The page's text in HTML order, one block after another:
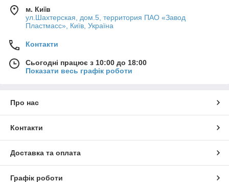
м. Київ
ул.Шахтерская, дом.5, территория ПАО «Завод
Пластмасс», Київ, Україна
Контакти
Сьогодні працює з 10:00 до 18:00
Показати весь графік роботи
Про нас
Контакти
Доставка та оплата
Графік роботи